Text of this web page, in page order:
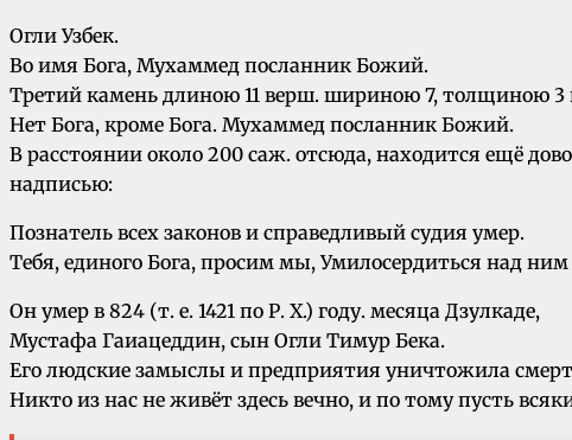
Огли Узбек.
Во имя Бога, Мухаммед посланник Божий.
Третий камень длиною 11 верш. шириною 7, толщиною 3
Нет Бога, кроме Бога. Мухаммед посланник Божий.
В расстоянии около 200 саж. отсюда, находится ещё
надписью:
Познатель всех законов и справедливый судия умер.
Тебя, единого Бога, просим мы, Умилосердиться над
Он умер в 824 (т. е. 1421 по Р. Х.) году. месяца Дзулкаде,
Мустафа Гаиацеддин, сын Огли Тимур Бека.
Его людские замыслы и предприятия уничтожила
Никто из нас не живёт здесь вечно, и по тому пусть